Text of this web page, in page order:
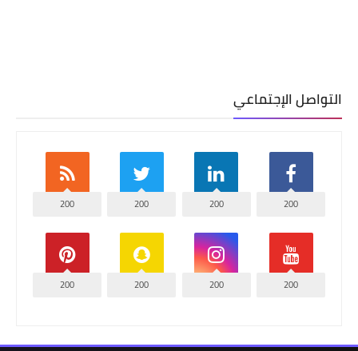
التواصل الإجتماعي
200
200
200
200
200
200
200
200